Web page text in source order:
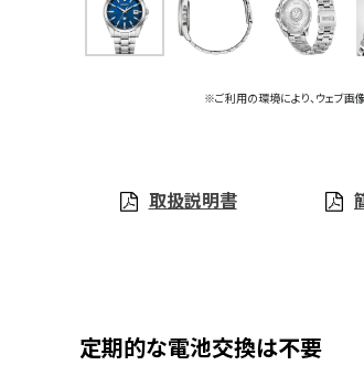
※ご利用の環境により、ウェブ画
取扱説明書
定期的な電池交換は不要